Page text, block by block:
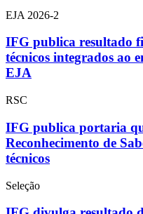
EJA 2026-2
IFG publica resultado
técnicos integrados ao
EJA
RSC
IFG publica portaria
Reconhecimento de
técnicos
Seleção